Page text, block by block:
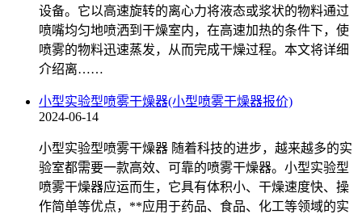
设备。它以高速旋转的离心力将液态或浆状的物料通过
喷嘴均匀地喷洒到干燥室内，在高速加热的条件下，使
喷雾的物料迅速蒸发，从而完成干燥过程。本文将详细
介绍离……
小型实验型喷雾干燥器(小型喷雾干燥器报价)
2024-06-14
小型实验型喷雾干燥器 随着科技的进步，越来越多的实
验室都需要一款高效、可靠的喷雾干燥器。小型实验型
喷雾干燥器应运而生，它具有体积小、干燥速度快、操
作简单等优点，**应用于药品、食品、化工等领域的实